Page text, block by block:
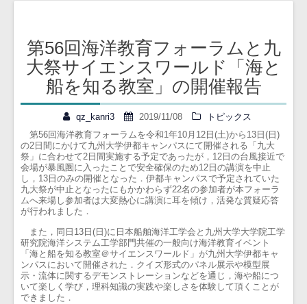
第56回海洋教育フォーラムと九
大祭サイエンスワールド「海と
船を知る教室」の開催報告
qz_kanri3 2019/11/08
トピックス
第56回海洋教育フォーラムを令和1年10月12日(土)から13日(日)
の2日間にかけて九州大学伊都キャンパスにて開催される「九大
祭」に合わせて2日間実施する予定であったが，12日の台風接近で
会場が暴風圏に入ったことで安全確保のため12日の講演を中止
し，13日のみの開催となった．伊都キャンパスで予定されていた
九大祭が中止となったにもかかわらず22名の参加者が本フォーラ
ムへ来場し参加者は大変熱心に講演に耳を傾け，活発な質疑応答
が行われました．
また，同日13日(日)に日本船舶海洋工学会と九州大学大学院工学
研究院海洋システム工学部門共催の一般向け海洋教育イベント
「海と船を知る教室＠サイエンスワールド」が九州大学伊都キャ
ンパスにおいて開催された．クイズ形式のパネル展示や模型展
示・流体に関するデモンストレーションなどを通じ，海や船につ
いて楽しく学び，理科知識の実践や楽しさを体験して頂くことが
できました．
稿
ナ
ゲ
ー
シ
ョ
ン